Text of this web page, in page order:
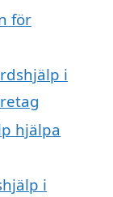
för
i
hjälpa
i